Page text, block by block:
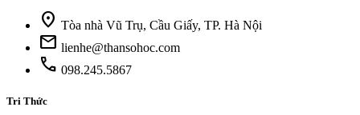
location_on Tòa nhà Vũ Trụ, Cầu Giấy, TP. Hà Nội
mail lienhe@thansohoc.com
call 098.245.5867
Tri Thức